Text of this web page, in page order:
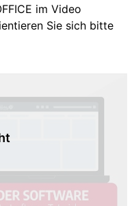
im Video
Sie sich bitte